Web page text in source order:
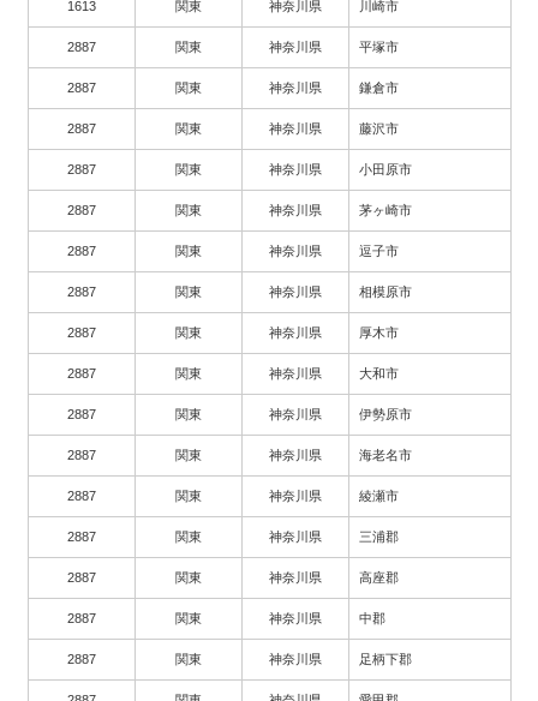
1613 関東 神奈川県 川崎市
2887 関東 神奈川県 平塚市
2887 関東 神奈川県 鎌倉市
2887 関東 神奈川県 藤沢市
2887 関東 神奈川県 小田原市
2887 関東 神奈川県 茅ヶ崎市
2887 関東 神奈川県 逗子市
2887 関東 神奈川県 相模原市
2887 関東 神奈川県 厚木市
2887 関東 神奈川県 大和市
2887 関東 神奈川県 伊勢原市
2887 関東 神奈川県 海老名市
2887 関東 神奈川県 綾瀬市
2887 関東 神奈川県 三浦郡
2887 関東 神奈川県 高座郡
2887 関東 神奈川県 中郡
2887 関東 神奈川県 足柄下郡